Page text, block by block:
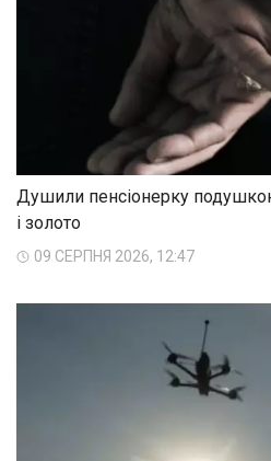
Душили пенсіонерку
і золото
09 СЕРПНЯ 2026, 12:47